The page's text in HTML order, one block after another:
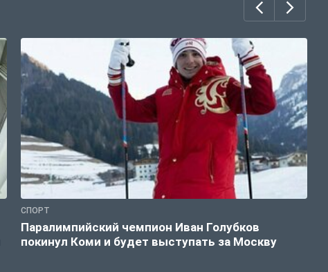
СПОРТ
Паралимпийский чемпион Иван Голубков
покинул Коми и будет выступать за Москву